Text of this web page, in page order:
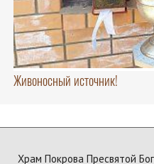
Живоносный источник!
Храм Покрова Пресвятой